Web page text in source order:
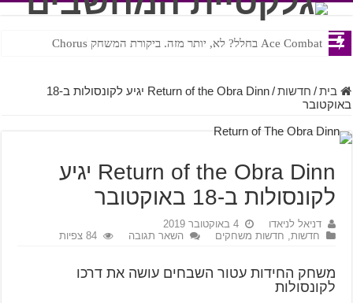
Ace Combat בחלל? לא, יותר מזה. ביקורת המשחק Chorus
Steven Universe והשירים שתורגמו בצורה נוראית לעברית
בית / חדשות /
Return of the Obra Dinn יגיע לקונסולות ב-18
באוקטובר
Return of the Obra Dinn יגיע
לקונסולות ב-18 באוקטובר
דניאל לניאדו
4 באוקטובר 2019
חדשות, חדשות משחקים השאר תגובה 84 צפיות
משחק החידות עטור השבחים עושה את דרכו
לקונסולות